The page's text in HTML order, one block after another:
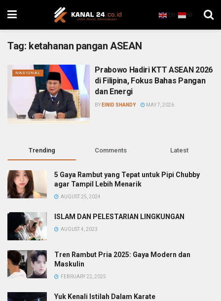
EN ID
Tag: ketahanan pangan ASEAN
NASIONAL
Prabowo Hadiri KTT ASEAN 2026
di Filipina, Fokus Bahas Pangan
dan Energi
BY EINID SHANDY MAY 7, 2026
Trending Comments Latest
5 Gaya Rambut yang Tepat untuk Pipi Chubby
agar Tampil Lebih Menarik
AUGUST 25, 2024
ISLAM DAN PELESTARIAN LINGKUNGAN
AUGUST 4, 2023
Tren Rambut Pria 2025: Gaya Modern dan
Maskulin
FEBRUARY 22, 2025
Yuk Kenali Istilah Dalam Karate